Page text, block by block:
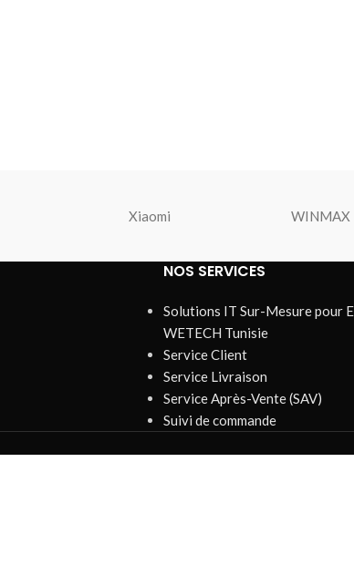
Xiaomi WINMAX
NOS SERVICES
Solutions IT Sur-Mesure pour
WETECH Tunisie
Service Client
Service Livraison
Service Après-Vente (SAV)
Suivi de commande